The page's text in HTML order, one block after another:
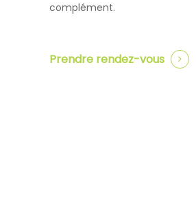
complément.
Prendre rendez-vous